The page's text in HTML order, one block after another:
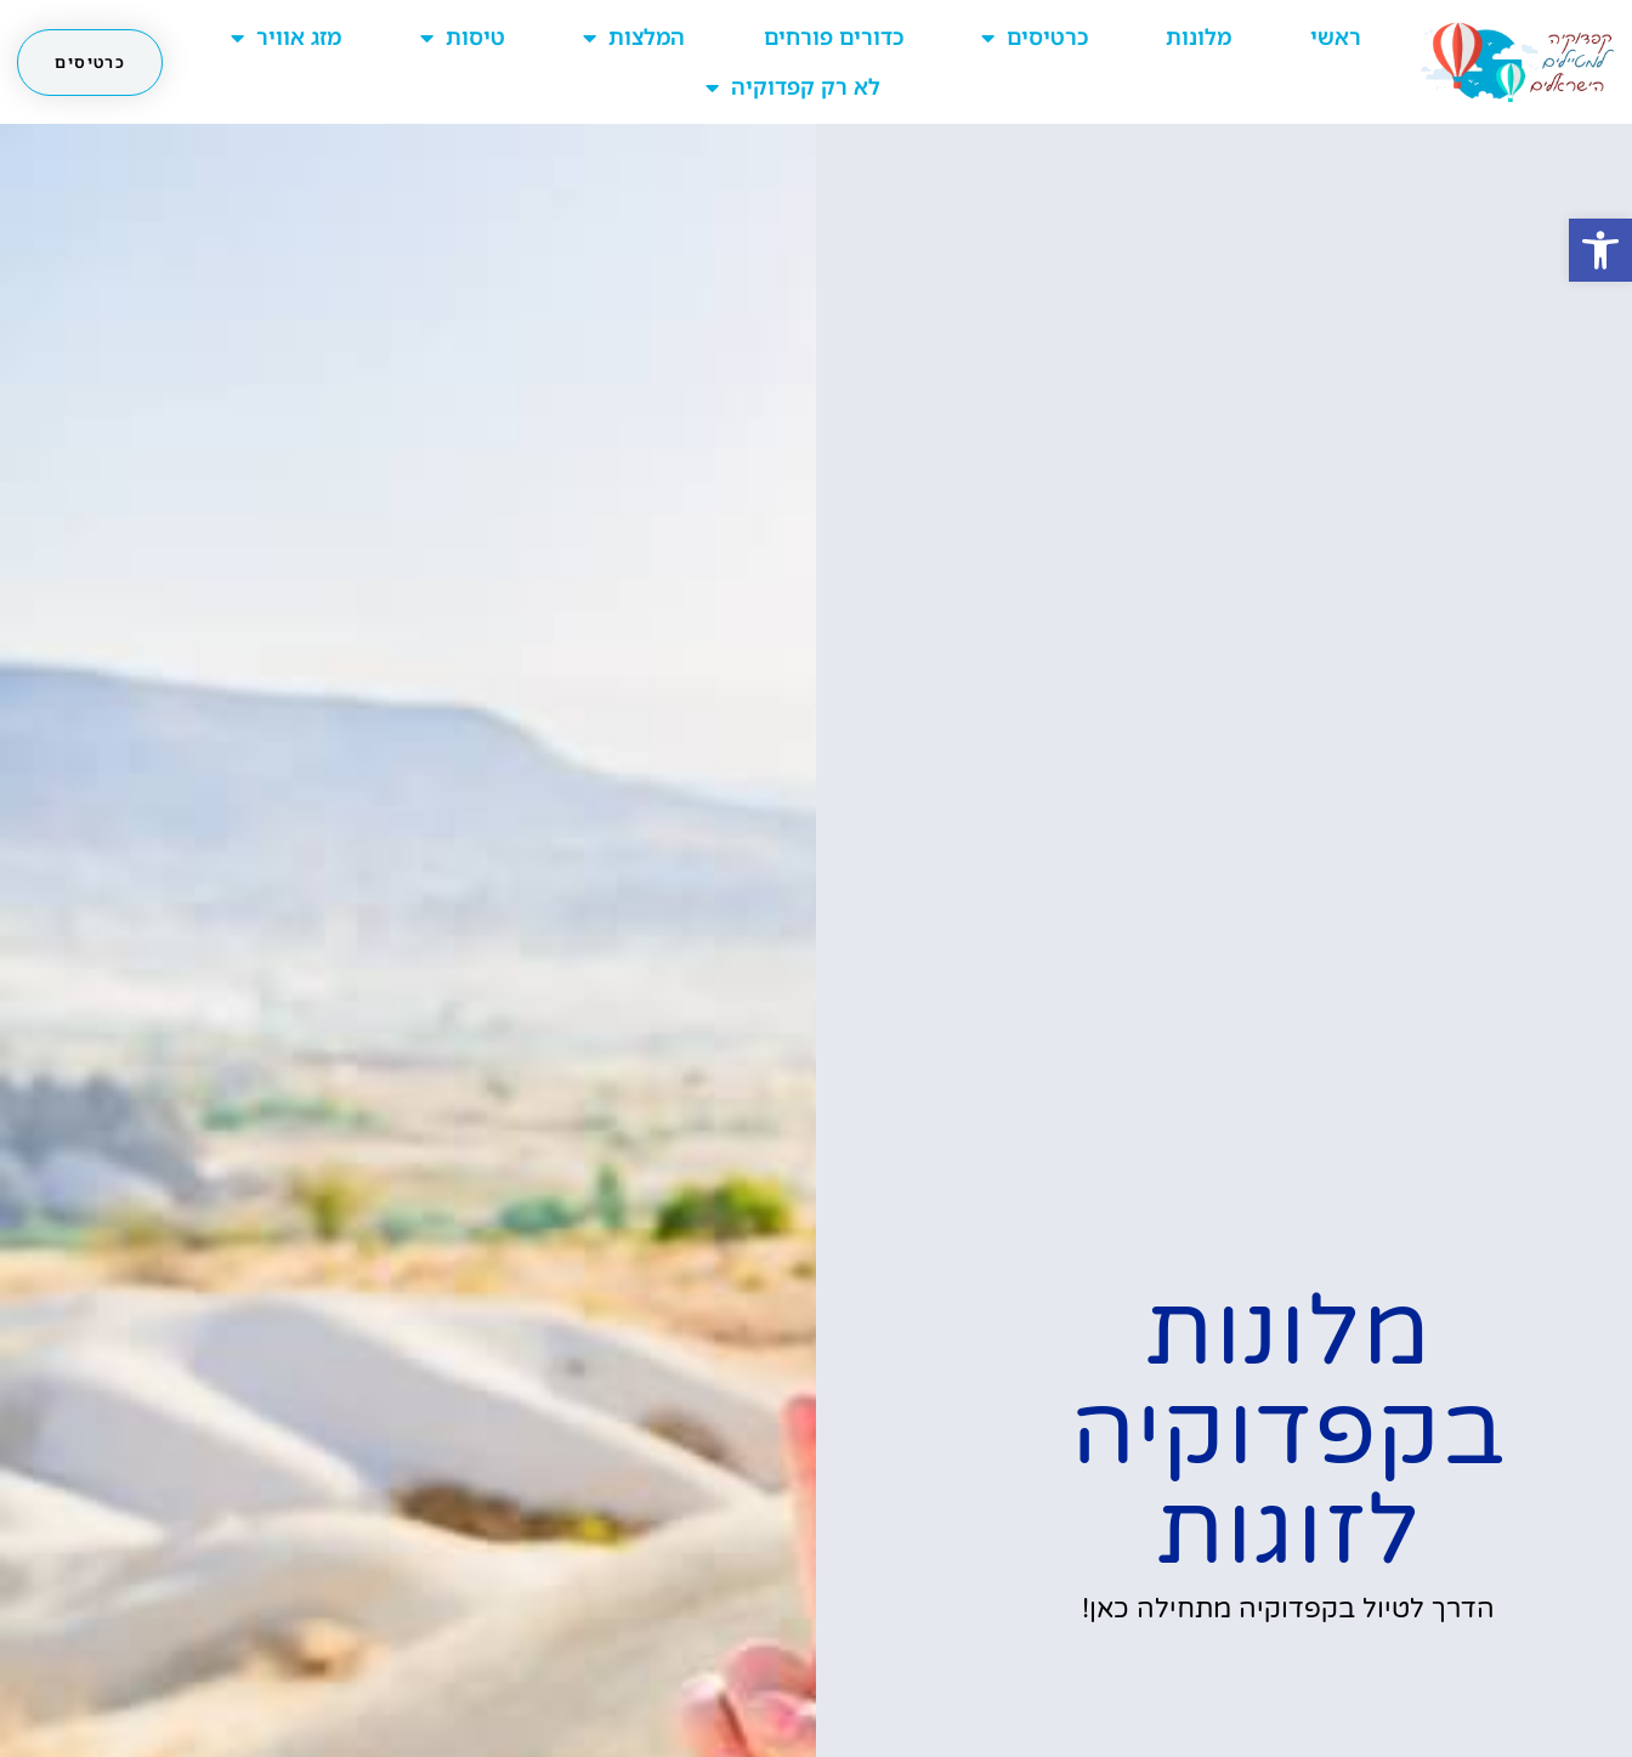
ראשי מלונות כרטיסים כדורים פורחים המלצות טיסות
מזג אוויר
לא רק קפדוקיה
כרטיסים
מלונות
בקפדוקיה
לזוגות
הדרך לטיול בקפדוקיה מתחילה כאן!
פתח סרגל נגישות